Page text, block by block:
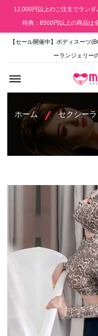
12,000円以上のご注文でランダ
特典：8500円以上の商品は
【セール開催中】ボディスーツ
ーランジェリー
ホーム セクシー